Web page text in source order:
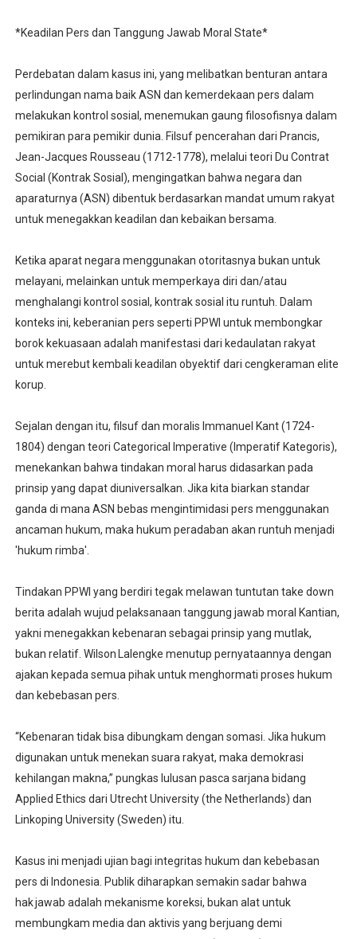
*Keadilan Pers dan Tanggung Jawab Moral State*
Perdebatan dalam kasus ini, yang melibatkan benturan antara
perlindungan nama baik ASN dan kemerdekaan pers dalam
melakukan kontrol sosial, menemukan gaung filosofisnya dalam
pemikiran para pemikir dunia. Filsuf pencerahan dari Prancis,
Jean-Jacques Rousseau (1712-1778), melalui teori Du Contrat
Social (Kontrak Sosial), mengingatkan bahwa negara dan
aparaturnya (ASN) dibentuk berdasarkan mandat umum rakyat
untuk menegakkan keadilan dan kebaikan bersama.
Ketika aparat negara menggunakan otoritasnya bukan untuk
melayani, melainkan untuk memperkaya diri dan/atau
menghalangi kontrol sosial, kontrak sosial itu runtuh. Dalam
konteks ini, keberanian pers seperti PPWI untuk membongkar
borok kekuasaan adalah manifestasi dari kedaulatan rakyat
untuk merebut kembali keadilan obyektif dari cengkeraman elite
korup.
Sejalan dengan itu, filsuf dan moralis Immanuel Kant (1724-
1804) dengan teori Categorical Imperative (Imperatif Kategoris),
menekankan bahwa tindakan moral harus didasarkan pada
prinsip yang dapat diuniversalkan. Jika kita biarkan standar
ganda di mana ASN bebas mengintimidasi pers menggunakan
ancaman hukum, maka hukum peradaban akan runtuh menjadi
'hukum rimba'.
Tindakan PPWI yang berdiri tegak melawan tuntutan take down
berita adalah wujud pelaksanaan tanggung jawab moral Kantian,
yakni menegakkan kebenaran sebagai prinsip yang mutlak,
bukan relatif. Wilson Lalengke menutup pernyataannya dengan
ajakan kepada semua pihak untuk menghormati proses hukum
dan kebebasan pers.
“Kebenaran tidak bisa dibungkam dengan somasi. Jika hukum
digunakan untuk menekan suara rakyat, maka demokrasi
kehilangan makna,” pungkas lulusan pasca sarjana bidang
Applied Ethics dari Utrecht University (the Netherlands) dan
Linkoping University (Sweden) itu.
Kasus ini menjadi ujian bagi integritas hukum dan kebebasan
pers di Indonesia. Publik diharapkan semakin sadar bahwa
hak jawab adalah mekanisme koreksi, bukan alat untuk
membungkam media dan aktivis yang berjuang demi